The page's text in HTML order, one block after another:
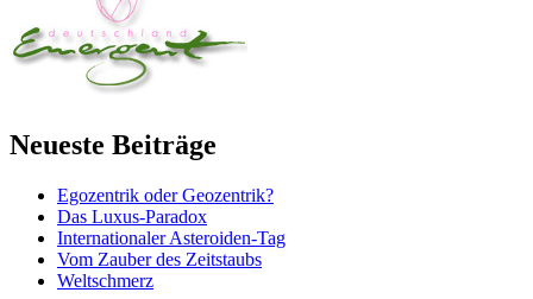
Neueste Beiträge
Egozentrik oder Geozentrik?
Das Luxus-Paradox
Internationaler Asteroiden-Tag
Vom Zauber des Zeitstaubs
Weltschmerz